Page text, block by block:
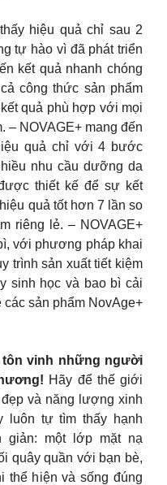
hiệu quả chỉ sau 2
tự hào vì đã phát triển
kết quả nhanh chóng
công thức sản phẩm
quả phù hợp với mọi
– NOVAGE+ mang đến
quả chỉ với 4 bước
nhu cầu dưỡng da
thiết kế để sự kết
quả tốt hơn 7 lần so
riêng lẻ. – NOVAGE+
với phương pháp khai
trình sản xuất tiết kiệm
sinh học và bao bì cải
sản phẩm NovAge+
tôn vinh những người
Hãy để thế giới
và năng lượng xinh
luôn tự tìm thấy hạnh
giản: một lớp mặt nạ
quây quần với bạn bè,
thể hiện và sống đúng